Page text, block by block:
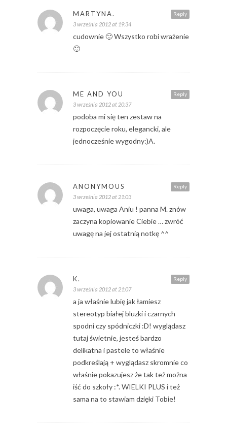
Reply
MARTYNA.
3 września 2012 at 19:34
cudownie 🙂 Wszystko robi wrażenie
🙂
Reply
ME AND YOU
3 września 2012 at 20:37
podoba mi się ten zestaw na
rozpoczęcie roku, elegancki, ale
jednocześnie wygodny:)A.
Reply
ANONYMOUS
3 września 2012 at 21:03
uwaga, uwaga Aniu ! panna M. znów
zaczyna kopiowanie Ciebie … zwróć
uwagę na jej ostatnią notkę ^^
Reply
K.
3 września 2012 at 21:07
a ja właśnie lubię jak łamiesz
stereotyp białej bluzki i czarnych
spodni czy spódniczki :D! wyglądasz
tutaj świetnie, jesteś bardzo
delikatna i pastele to właśnie
podkreślają + wyglądasz skromnie co
właśnie pokazujesz że tak też można
iść do szkoły :*. WIELKI PLUS i też
sama na to stawiam dzięki Tobie!